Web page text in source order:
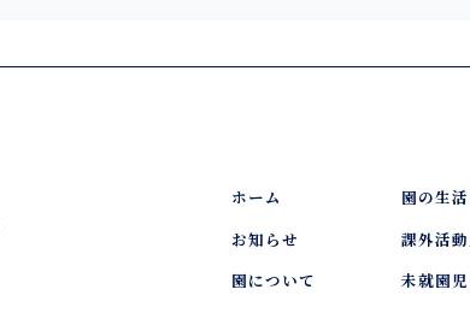
ホーム
お知らせ
園について
園の生活
課外活
未就園